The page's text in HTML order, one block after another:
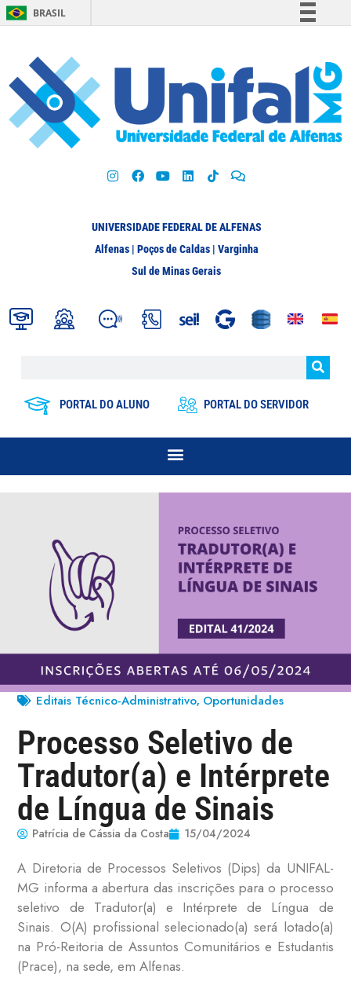
BRASIL
Participe
Acesso à informação
Legislação
UNIVERSIDADE FEDERAL DE ALFENAS
Alfenas | Poços de Caldas | Varginha
Sul de Minas Gerais
PORTAL DO ALUNO PORTAL DO SERVIDOR
Editais Técnico-Administrativo, Oportunidades
Processo Seletivo de
Tradutor(a) e Intérprete
de Língua de Sinais
Patrícia de Cássia da Costa 15/04/2024
A Diretoria de Processos Seletivos (Dips) da UNIFAL-
MG informa a abertura das inscrições para o processo
seletivo de Tradutor(a) e Intérprete de Língua de
Sinais. O(A) profissional selecionado(a) será lotado(a)
na Pró-Reitoria de Assuntos Comunitários e Estudantis
(Prace), na sede, em Alfenas.